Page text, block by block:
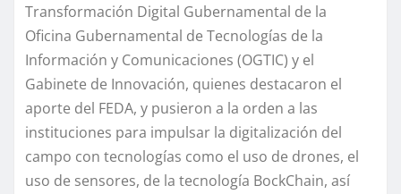
Transformación Digital Gubernamental de la
Oficina Gubernamental de Tecnologías de la
Información y Comunicaciones (OGTIC) y el
Gabinete de Innovación, quienes destacaron el
aporte del FEDA, y pusieron a la orden a las
instituciones para impulsar la digitalización del
campo con tecnologías como el uso de drones, el
uso de sensores, de la tecnología BockChain, así